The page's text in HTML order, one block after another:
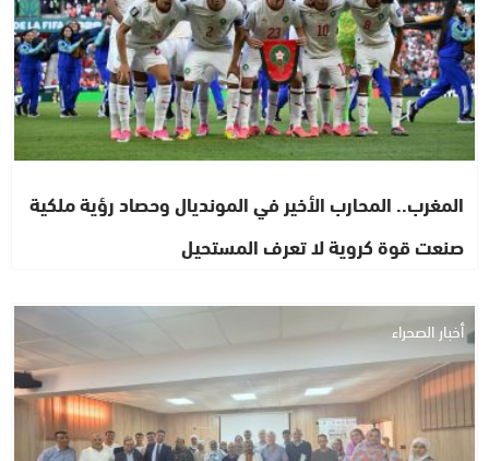
المغرب.. المحارب الأخير في المونديال وحصاد رؤية ملكية
صنعت قوة كروية لا تعرف المستحيل
أخبار الصحراء